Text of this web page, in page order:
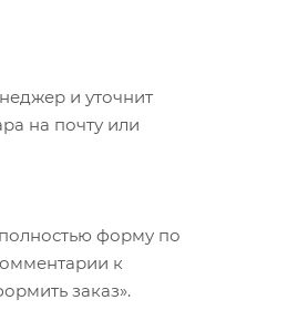
и уточнит
на почту или
форму по
к
заказ».